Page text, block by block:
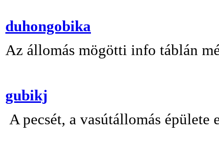
duhongobika
Az állomás mögötti info táblán
gubikj
A pecsét, a vasútállomás